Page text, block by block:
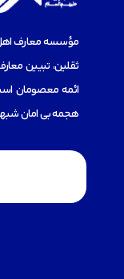
مؤسسه‌ معارف اهل
ثقلین، تبیین
هجمه بی امان